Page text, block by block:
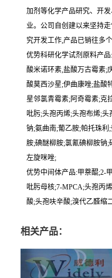
加剂等化学产品研究、开
业。公司自创建以来坚持
究开发工作,产品已销往多个
优势科研化学试剂原料产
酸米诺环素,盐酸万古霉素;
酸莫西沙星;伊曲康唑;盐酸
星邻氯青霉素;阿奇霉素;克
吡肟;头孢丙烯;头孢布烯;
钠;氨曲南;葡乙胺;帕托珠利
胺;碘醚柳胺;氯氰碘柳胺钠
左旋咪唑;
优势中间体产品:甲萘醌;2-
吡肟母核;7-MPCA;头孢丙
酸;头孢呋辛酸;溴代乙醛缩
相关产品：